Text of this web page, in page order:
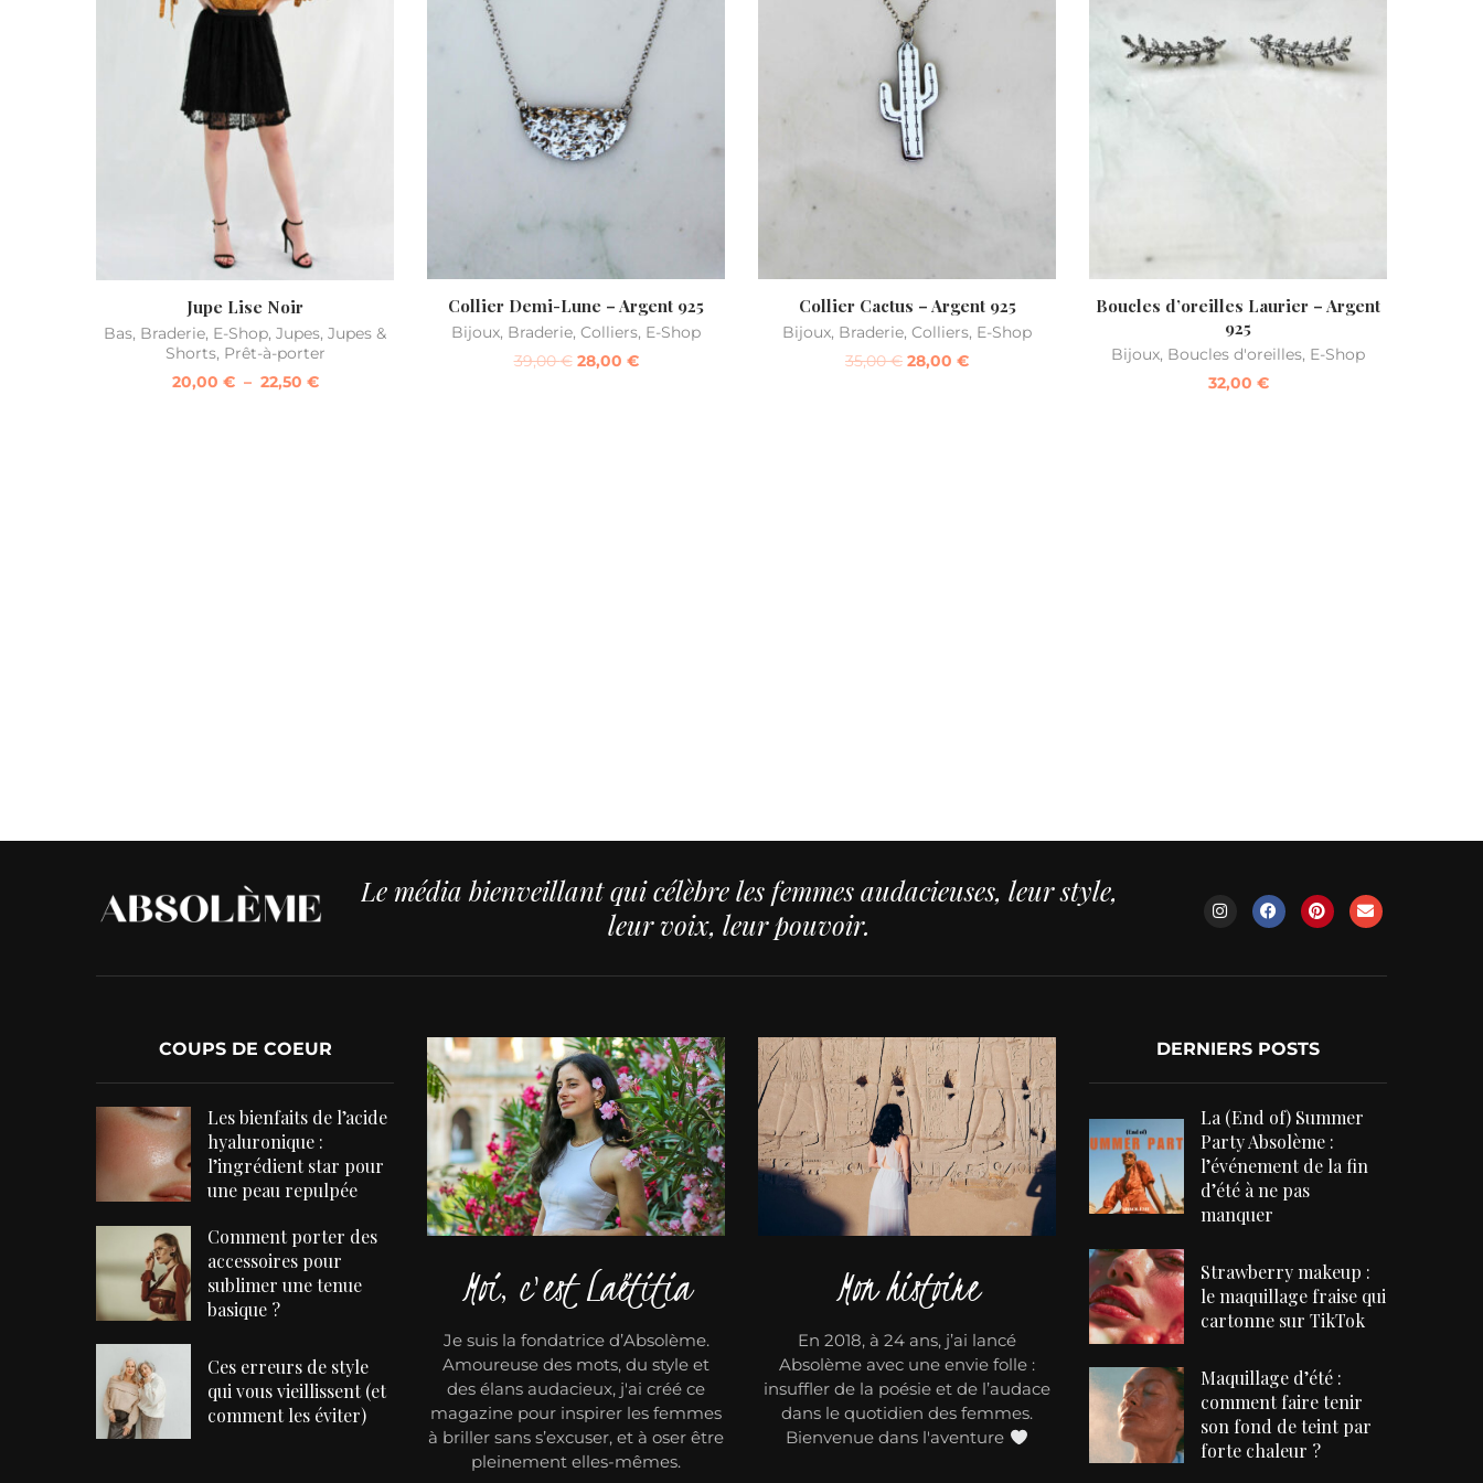
Jupe Lise Noir
Bas, Braderie, E-Shop, Jupes, Jupes &
Shorts, Prêt-à-porter
20,00 € – 22,50 €
Collier Demi-Lune – Argent 925
Bijoux, Braderie, Colliers, E-Shop
39,00€ 28,00 €
Collier Cactus – Argent 925
Bijoux, Braderie, Colliers, E-Shop
35,00€ 28,00 €
Boucles d’oreilles Laurier – Argent
925
Bijoux, Boucles d'oreilles, E-Shop
32,00 €
Le média bienveillant qui célèbre les femmes audacieuses, leur style,
leur voix, leur pouvoir.
COUPS DE COEUR
Les bienfaits de l’acide
hyaluronique :
l’ingrédient star pour
une peau repulpée
Comment porter des
accessoires pour
sublimer une tenue
basique ?
Ces erreurs de style
qui vous vieillissent (et
comment les éviter)
Moi, c'est Laëtitia
Je suis la fondatrice d’Absolème.
Amoureuse des mots, du style et
des élans audacieux, j'ai créé ce
magazine pour inspirer les femmes
à briller sans s’excuser, et à oser être
pleinement elles-mêmes.
Mon histoire
En 2018, à 24 ans, j’ai lancé
Absolème avec une envie folle :
insuffler de la poésie et de l’audace
dans le quotidien des femmes.
Bienvenue dans l'aventure
DERNIERS POSTS
La (End of) Summer
Party Absolème :
l’événement de la fin
d’été à ne pas
manquer
Strawberry makeup :
le maquillage fraise qui
cartonne sur TikTok
Maquillage d’été :
comment faire tenir
son fond de teint par
forte chaleur ?